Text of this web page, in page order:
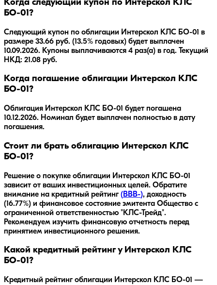
Когда следующий купон по Интерскол КЛС
БО-01?
Следующий купон по облигации Интерскол КЛС БО-01 в
размере 33.66 руб. (13.5% годовых) будет выплачен
10.09.2026. Купоны выплачиваются 4 раз(а) в год. Текущий
НКД: 21.08 руб.
Когда погашение облигации Интерскол КЛС
БО-01?
Облигация Интерскол КЛС БО-01 будет погашена
10.12.2026. Номинал будет выплачен полностью в дату
погашения.
Стоит ли брать облигацию Интерскол КЛС
БО-01?
Решение о покупке облигации Интерскол КЛС БО-01
зависит от ваших инвестиционных целей. Обратите
внимание на кредитный рейтинг ( BBB-), доходность
(16.77%) и финансовое состояние эмитента Общество с
ограниченной ответственностью "КЛС-Трейд".
Рекомендуем изучить финансовую отчетность перед
принятием инвестиционного решения.
Какой кредитный рейтинг у Интерскол КЛС
БО-01?
Кредитный рейтинг облигации Интерскол КЛС БО-01 —